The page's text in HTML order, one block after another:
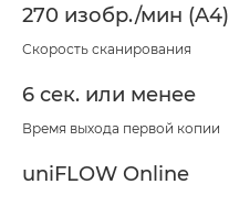
270 изобр./мин (A4)
Скорость сканирования
6 сек. или менее
Время выхода первой копии
uniFLOW Online